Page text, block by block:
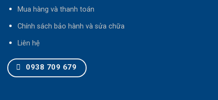
Mua hàng và thanh toán
Chính sách bảo hành và sửa chữa
Liên hệ
0938 709 679